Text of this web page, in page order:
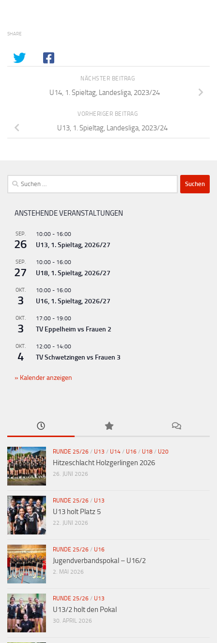
SHARE
NÄCHSTER BEITRAG
U14, 1. Spieltag, Landesliga, 2023/24
VORHERIGER BEITRAG
U13, 1. Spieltag, Landesliga, 2023/24
Suchen
nach:
ANSTEHENDE VERANSTALTUNGEN
SEP.
26
10:00 - 16:00
U13, 1. Spieltag, 2026/27
SEP.
27
10:00 - 16:00
U18, 1. Spieltag, 2026/27
OKT.
3
10:00 - 16:00
U16, 1. Spieltag, 2026/27
OKT.
3
17:00 - 19:00
TV Eppelheim vs Frauen 2
OKT.
4
12:00 - 14:00
TV Schwetzingen vs Frauen 3
Kalender anzeigen
RUNDE 25/26 / U13 / U14 / U16 / U18 / U20
Hitzeschlacht Holzgerlingen 2026
26. JUNI 2026
RUNDE 25/26 / U13
U13 holt Platz 5
22. JUNI 2026
RUNDE 25/26 / U16
Jugendverbandspokal – U16/2
2. MAI 2026
RUNDE 25/26 / U13
U13/2 holt den Pokal
30. APRIL 2026